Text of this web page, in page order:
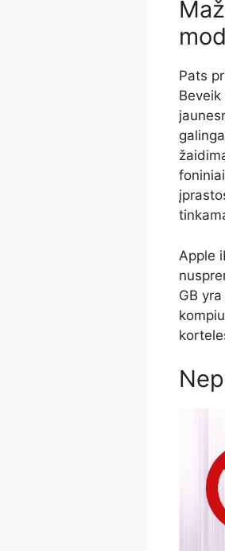
Pats
Apple
GB